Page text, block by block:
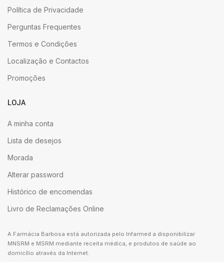
Política de Privacidade
Perguntas Frequentes
Termos e Condições
Localização e Contactos
Promoções
LOJA
A minha conta
Lista de desejos
Morada
Alterar password
Histórico de encomendas
Livro de Reclamações Online
A Farmácia Barbosa está autorizada pelo Infarmed a disponibilizar
MNSRM e MSRM mediante receita médica, e produtos de saúde ao
domicílio através da Internet.